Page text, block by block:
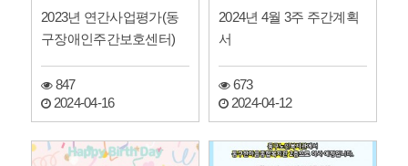
2023년 연간사업평가(동
구장애인주간보호센터)
847
2024-04-16
2024년 4월 3주 주간계획
서
673
2024-04-12